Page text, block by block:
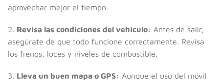
aprovechar mejor el tiempo.
2. Revisa las condiciones del vehículo: Antes de salir,
asegúrate de que todo funcione correctamente. Revisa
los frenos, luces y niveles de combustible.
3. Lleva un buen mapa o GPS: Aunque el uso del móvil